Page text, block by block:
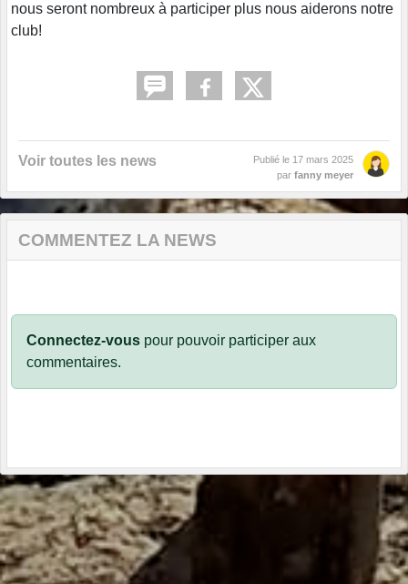
nous seront nombreux à participer plus nous aiderons notre
club!
Voir toutes les news Publié le 17 mars 2025
par fanny meyer
COMMENTEZ LA NEWS
Connectez-vous pour pouvoir participer aux
commentaires.